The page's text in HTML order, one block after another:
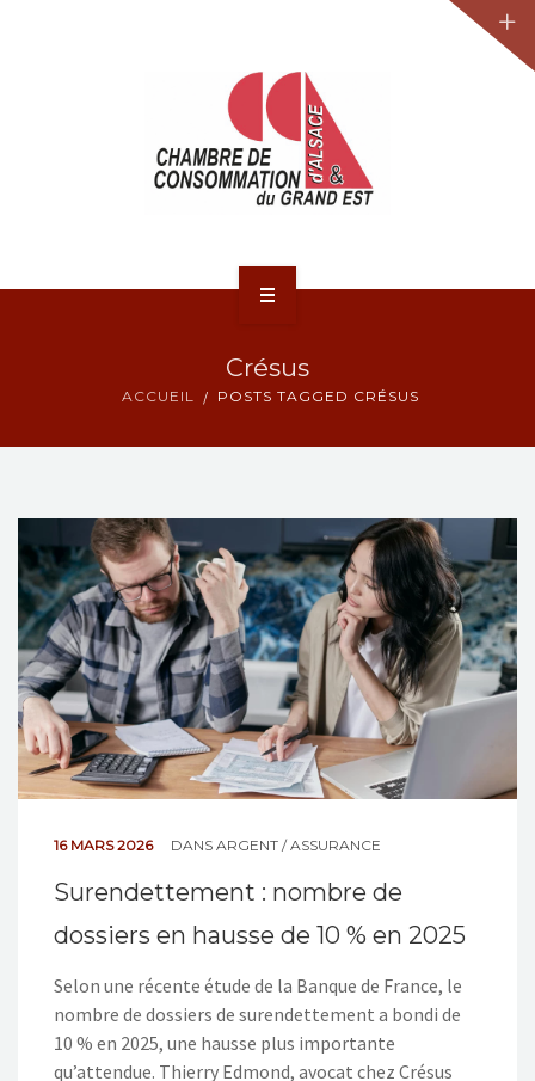
NOS ACTIONS
CONTACT
Crésus
ACCUEIL POSTS TAGGED CRÉSUS
16 MARS 2026 DANS ARGENT / ASSURANCE
Surendettement : nombre de
dossiers en hausse de 10 % en 2025
Selon une récente étude de la Banque de France, le
nombre de dossiers de surendettement a bondi de
10 % en 2025, une hausse plus importante
qu’attendue. Thierry Edmond, avocat chez Crésus